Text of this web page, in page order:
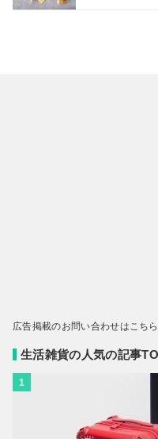
広告掲載のお問い合わせはこちら
生活雑貨の人気の記事
1